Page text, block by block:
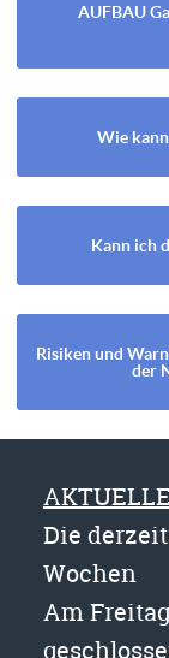
AUFBAU
Wie
Kann ich
Risiken und
der
Die
Wochen
Am